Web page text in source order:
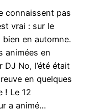
connaissent pas
vrai : sur le
en automne.
animées en
No, l’été était
en quelques
! Le 12
a animé…